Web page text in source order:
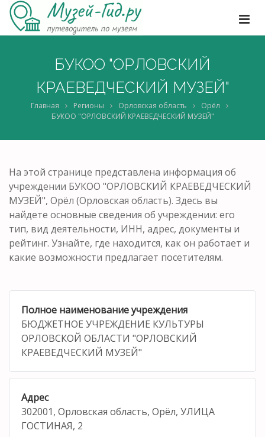
БУКОО "ОРЛОВСКИЙ
КРАЕВЕДЧЕСКИЙ МУЗЕЙ"
Главная Регионы Орловская область
Орёл
БУКОО "ОРЛОВСКИЙ КРАЕВЕДЧЕСКИЙ МУЗЕЙ"
На этой странице представлена информация об
учреждении БУКОО "ОРЛОВСКИЙ КРАЕВЕДЧЕСКИЙ
МУЗЕЙ", Орёл (Орловская область). Здесь вы
найдете основные сведения об учреждении: его
тип, вид деятельности, ИНН, адрес, документы и
рейтинг. Узнайте, где находится, как он работает и
какие возможности предлагает посетителям.
Полное наименование учреждения
БЮДЖЕТНОЕ УЧРЕЖДЕНИЕ КУЛЬТУРЫ
ОРЛОВСКОЙ ОБЛАСТИ "ОРЛОВСКИЙ
КРАЕВЕДЧЕСКИЙ МУЗЕЙ"
Адрес
302001, Орловская область, Орёл, УЛИЦА
ГОСТИНАЯ, 2